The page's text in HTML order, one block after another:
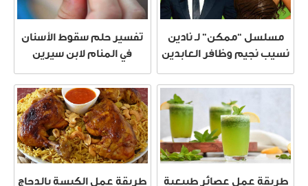
مسلسل “ممكن” لـ نادين
نسيب نجيم وظافر العابدين
تفسير حلم سقوط الأسنان
في المنام لابن سيرين
طريقة عمل عصائر طبيعية
طريقة عمل الكبسة بالدجاج